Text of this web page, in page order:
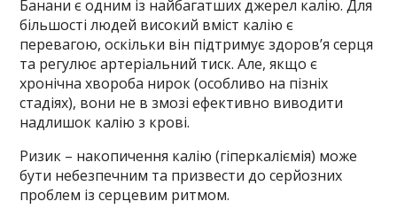
Банани є одним із найбагатших джерел калію. Для
більшості людей високий вміст калію є
перевагою, оскільки він підтримує здоров’я серця
та регулює артеріальний тиск. Але, якщо є
хронічна хвороба нирок (особливо на пізніх
стадіях), вони не в змозі ефективно виводити
надлишок калію з крові.
Ризик – накопичення калію (гіперкаліємія) може
бути небезпечним та призвести до серйозних
проблем із серцевим ритмом.